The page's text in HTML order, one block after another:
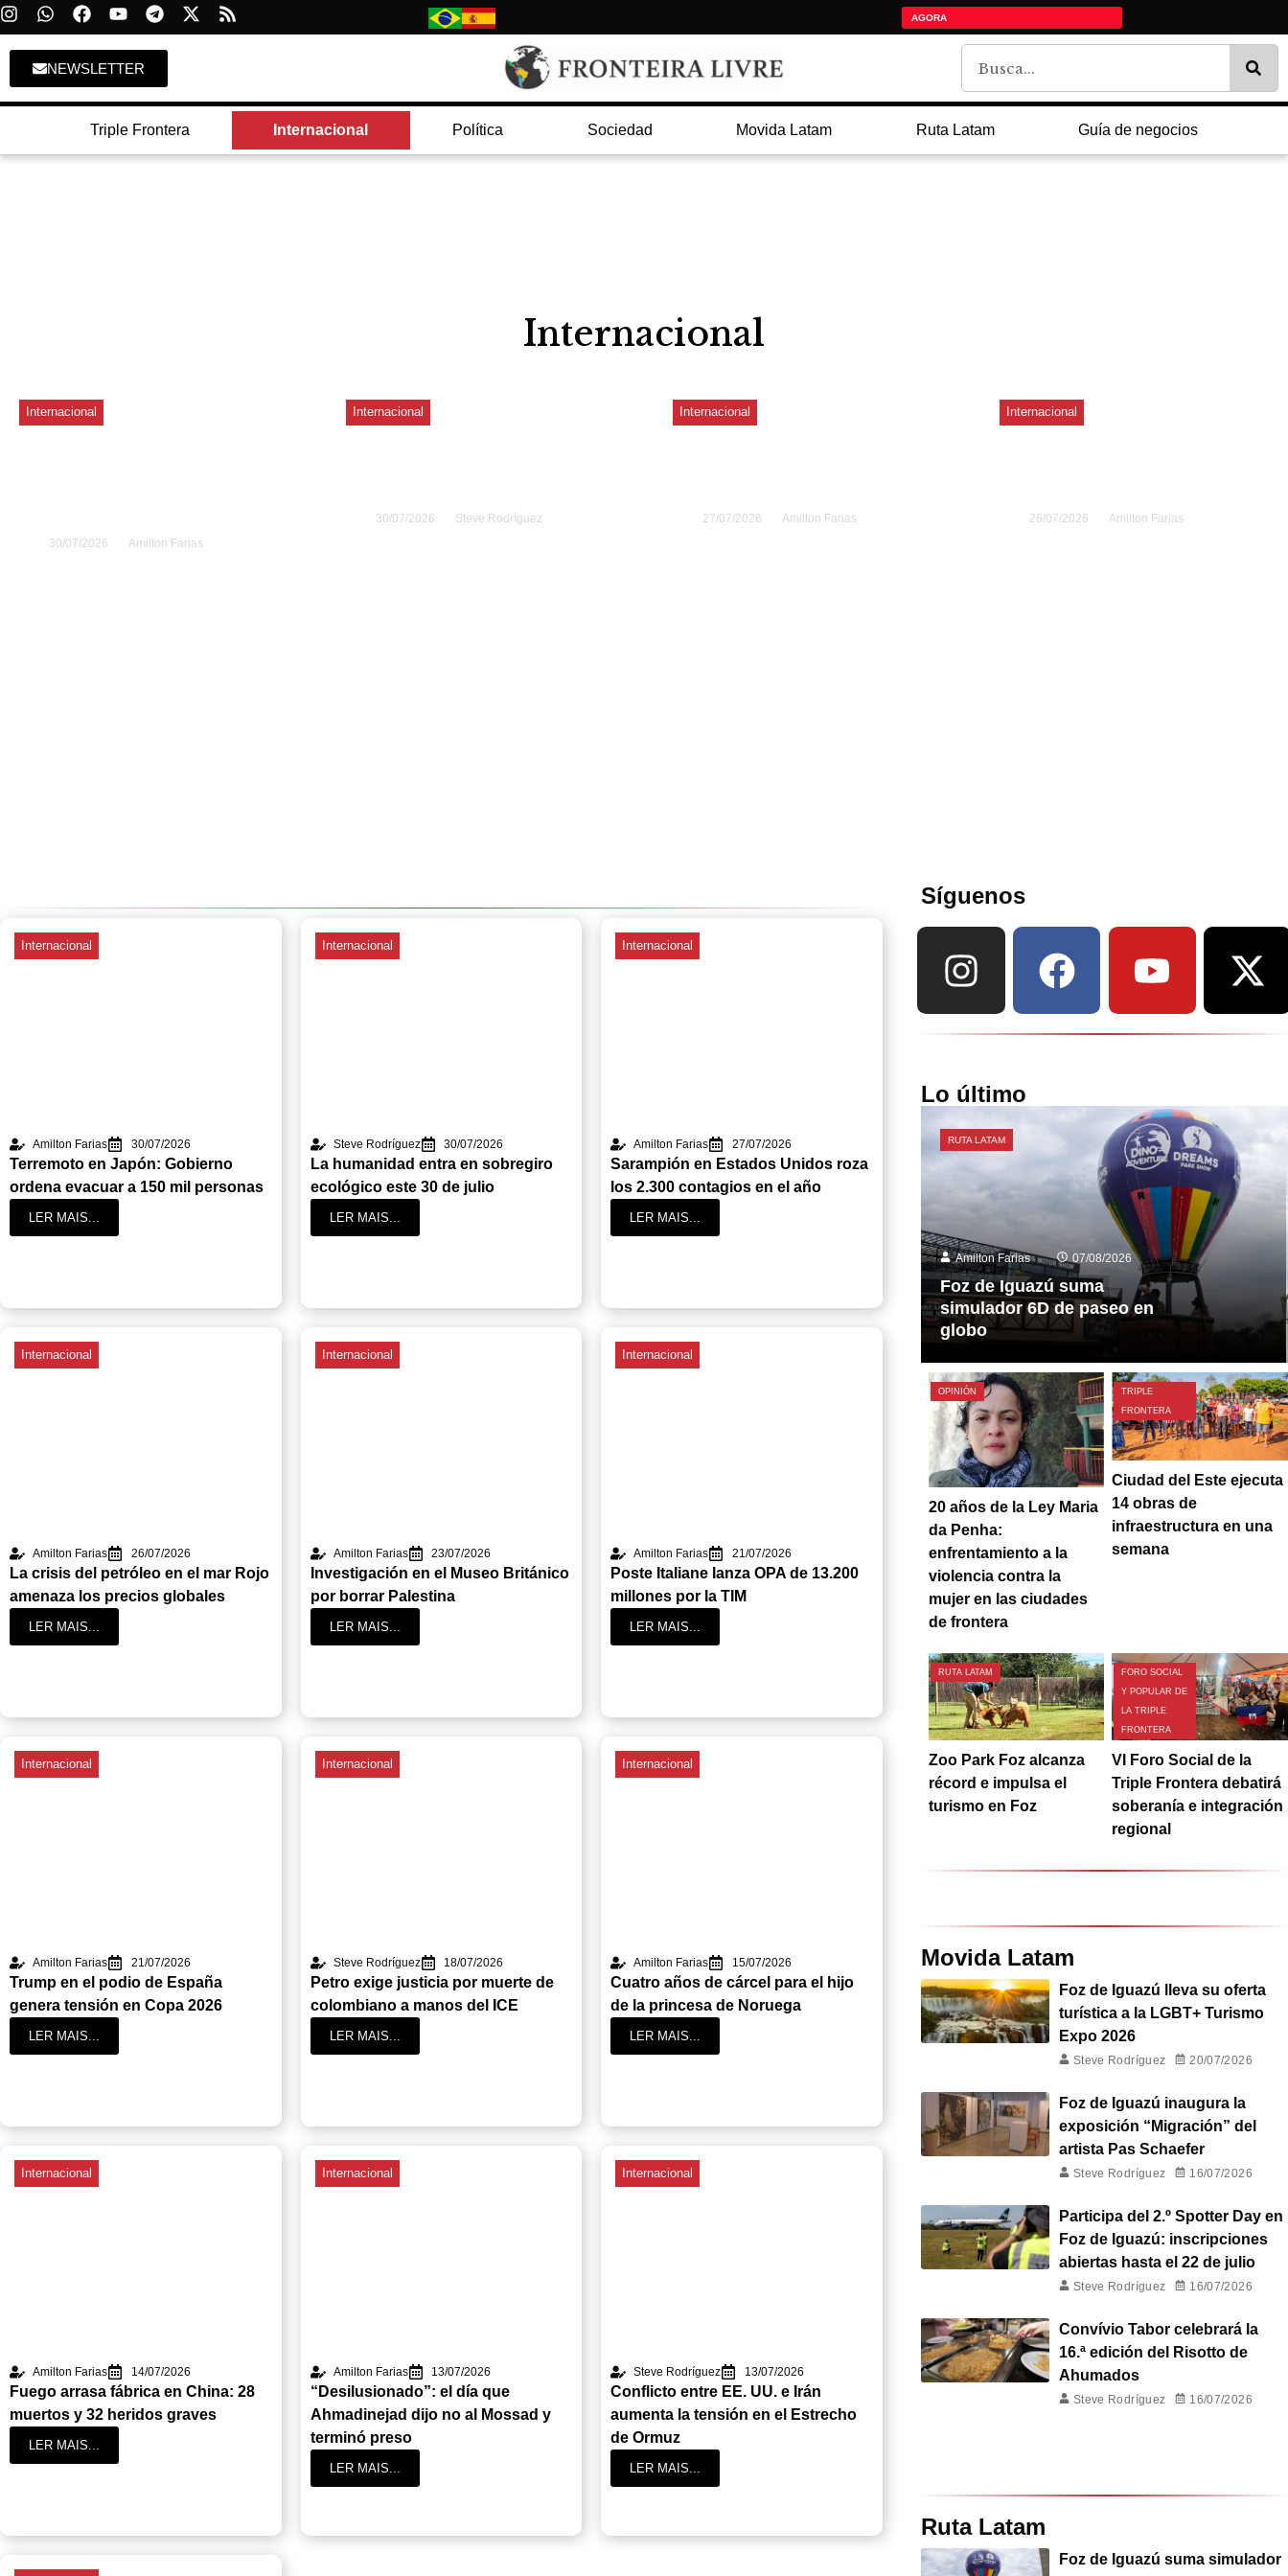
AGORA
NEWSLETTER
Triple Frontera Internacional Política Sociedad Movida Latam Ruta Latam Guía de negocios
Internacional
Internacional
30/07/2026 Amilton Farias
Internacional
30/07/2026 Steve Rodríguez
Internacional
27/07/2026 Amilton Farias
Internacional
26/07/2026 Amilton Farias
Internacional
Amilton Farias 30/07/2026
Terremoto en Japón: Gobierno
ordena evacuar a 150 mil personas
LER MAIS...
Internacional
Steve Rodríguez 30/07/2026
La humanidad entra en sobregiro
ecológico este 30 de julio
LER MAIS...
Internacional
Amilton Farias 27/07/2026
Sarampión en Estados Unidos roza
los 2.300 contagios en el año
LER MAIS...
Internacional
Amilton Farias 26/07/2026
La crisis del petróleo en el mar Rojo
amenaza los precios globales
LER MAIS...
Internacional
Amilton Farias 23/07/2026
Investigación en el Museo Británico
por borrar Palestina
LER MAIS...
Internacional
Amilton Farias 21/07/2026
Poste Italiane lanza OPA de 13.200
millones por la TIM
LER MAIS...
Internacional
Amilton Farias 21/07/2026
Trump en el podio de España
genera tensión en Copa 2026
LER MAIS...
Internacional
Steve Rodríguez 18/07/2026
Petro exige justicia por muerte de
colombiano a manos del ICE
LER MAIS...
Internacional
Amilton Farias 15/07/2026
Cuatro años de cárcel para el hijo
de la princesa de Noruega
LER MAIS...
Internacional
Amilton Farias 14/07/2026
Fuego arrasa fábrica en China: 28
muertos y 32 heridos graves
LER MAIS...
Internacional
Amilton Farias 13/07/2026
“Desilusionado”: el día que
Ahmadinejad dijo no al Mossad y
terminó preso
LER MAIS...
Internacional
Steve Rodríguez 13/07/2026
Conflicto entre EE. UU. e Irán
aumenta la tensión en el Estrecho
de Ormuz
LER MAIS...
Síguenos
Lo último
RUTA LATAM
Amilton Farias 07/08/2026
Foz de Iguazú suma
simulador 6D de paseo en
globo
OPINIÓN
20 años de la Ley Maria
da Penha:
enfrentamiento a la
violencia contra la
mujer en las ciudades
de frontera
TRIPLE
FRONTERA
Ciudad del Este ejecuta
14 obras de
infraestructura en una
semana
RUTA LATAM
Zoo Park Foz alcanza
récord e impulsa el
turismo en Foz
FORO SOCIAL
Y POPULAR DE
LA TRIPLE
FRONTERA
VI Foro Social de la
Triple Frontera debatirá
soberanía e integración
regional
Movida Latam
Foz de Iguazú lleva su oferta
turística a la LGBT+ Turismo
Expo 2026
Steve Rodríguez 20/07/2026
Foz de Iguazú inaugura la
exposición “Migración” del
artista Pas Schaefer
Steve Rodríguez 16/07/2026
Participa del 2.º Spotter Day en
Foz de Iguazú: inscripciones
abiertas hasta el 22 de julio
Steve Rodríguez 16/07/2026
Convívio Tabor celebrará la
16.ª edición del Risotto de
Ahumados
Steve Rodríguez 16/07/2026
Ruta Latam
Foz de Iguazú suma simulador